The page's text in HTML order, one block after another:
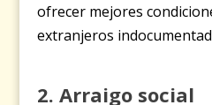
ofrecer mejores
extranjeros
2. Arraigo social